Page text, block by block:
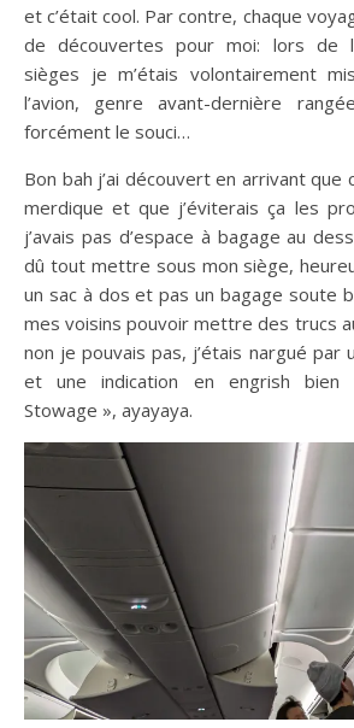
et c’était cool. Par contre, chaque
de découvertes pour moi: lors de
sièges je m’étais volontairement
l’avion, genre avant-dernière
forcément le souci…
Bon bah j’ai découvert en arrivant que
merdique et que j’éviterais ça les
j’avais pas d’espace à bagage au
dû tout mettre sous mon siège,
un sac à dos et pas un bagage soute
mes voisins pouvoir mettre des trucs
non je pouvais pas, j’étais nargué par
et une indication en engrish
Stowage », ayayaya.